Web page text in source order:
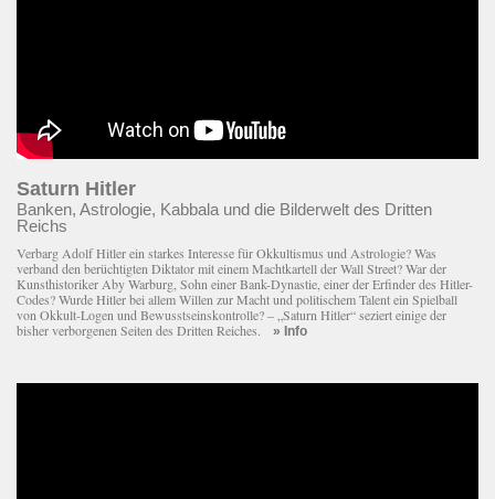
Saturn Hitler
Banken, Astrologie, Kabbala und die Bilderwelt des Dritten
Reichs
Verbarg Adolf Hitler ein starkes Interesse für Okkultismus und Astrologie? Was
verband den berüchtigten Diktator mit einem Macht­kartell der Wall Street? War der
Kunsthistoriker Aby Warburg, Sohn einer Bank-Dynastie, einer der Erfinder des Hitler-
Codes? Wurde Hitler bei allem Willen zur Macht und politischem Talent ein Spielball
von Okkult-Logen und Bewusstseinskontrolle? – „Saturn Hitler“ seziert einige der
bisher verborgenen Seiten des Dritten Reiches. » Info